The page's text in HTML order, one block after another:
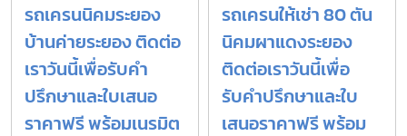
รถเครนนิคมระยอง
บ้านค่ายระยอง ติดต่อ
เราวันนี้เพื่อรับคำ
ปรึกษาและใบเสนอ
ราคาฟรี พร้อมเนรมิต
รถเครนให้เช่า 80 ตัน
นิคมผาแดงระยอง
ติดต่อเราวันนี้เพื่อ
รับคำปรึกษาและใบ
เสนอราคาฟรี พร้อม